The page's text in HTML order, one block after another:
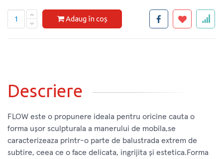
Adaug în coș
Descriere
FLOW este o propunere ideala pentru oricine cauta o
forma ușor sculpturala a manerului de mobila,se
caracterizeaza printr-o parte de balustrada extrem de
subtire, ceea ce o face delicata, ingrijita și estetica.Forma